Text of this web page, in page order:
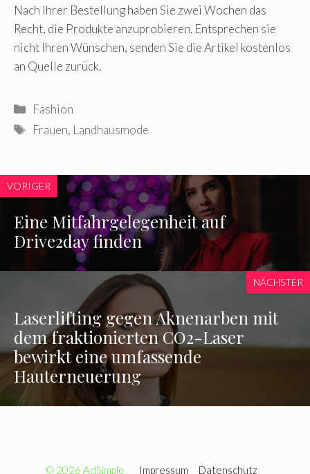
Nach Ihrer Bestellung haben Sie zwei Wochen das
Recht, die Produkte anzuprobieren. Entsprechen sie
nicht Ihren Wünschen, senden Sie die Artikel kostenlos
an Quelle zurück.
Kategorien
Fashion
Schlagwörter
Frauen, Landhausmode
VORIGER
Eine Mitfahrgelegenheit auf
Drive2day finden
NÄCHSTER
Laserlifting gegen Aknenarben mit
dem fraktionierten CO2-Laser
bewirkt eine umfassende
Hauterneuerung
© 2026 AdSimple Impressum Datenschutz